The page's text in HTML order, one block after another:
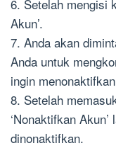
6. Setelah mengisi
Akun’.
7. Anda akan
Anda untuk
ingin
8. Setelah
‘Nonaktifkan
dinonaktifkan.